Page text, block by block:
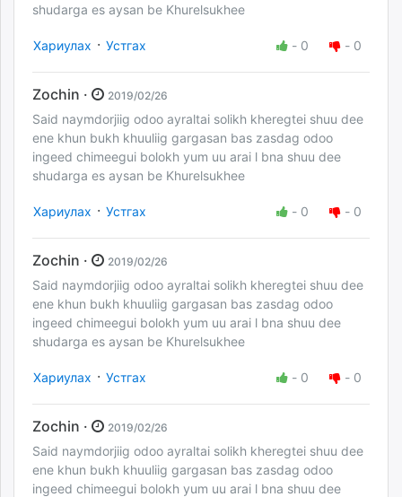
shudarga es aysan be Khurelsukhee
Хариулах · Устгах - 0 - 0
Zochin · 2019/02/26
Said naymdorjiig odoo ayraltai solikh kheregtei shuu dee
ene khun bukh khuuliig gargasan bas zasdag odoo
ingeed chimeegui bolokh yum uu arai l bna shuu dee
shudarga es aysan be Khurelsukhee
Хариулах · Устгах - 0 - 0
Zochin · 2019/02/26
Said naymdorjiig odoo ayraltai solikh kheregtei shuu dee
ene khun bukh khuuliig gargasan bas zasdag odoo
ingeed chimeegui bolokh yum uu arai l bna shuu dee
shudarga es aysan be Khurelsukhee
Хариулах · Устгах - 0 - 0
Zochin · 2019/02/26
Said naymdorjiig odoo ayraltai solikh kheregtei shuu dee
ene khun bukh khuuliig gargasan bas zasdag odoo
ingeed chimeegui bolokh yum uu arai l bna shuu dee